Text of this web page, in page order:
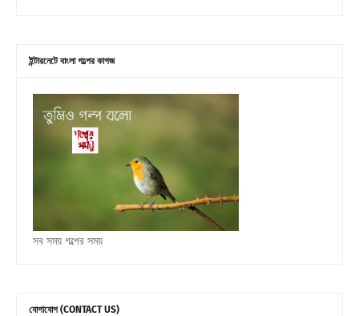
ইন্টারনেটে বাংলা গল্পের কাগজ
সব সময় গল্পের সময়
যোগাযোগ (CONTACT US)